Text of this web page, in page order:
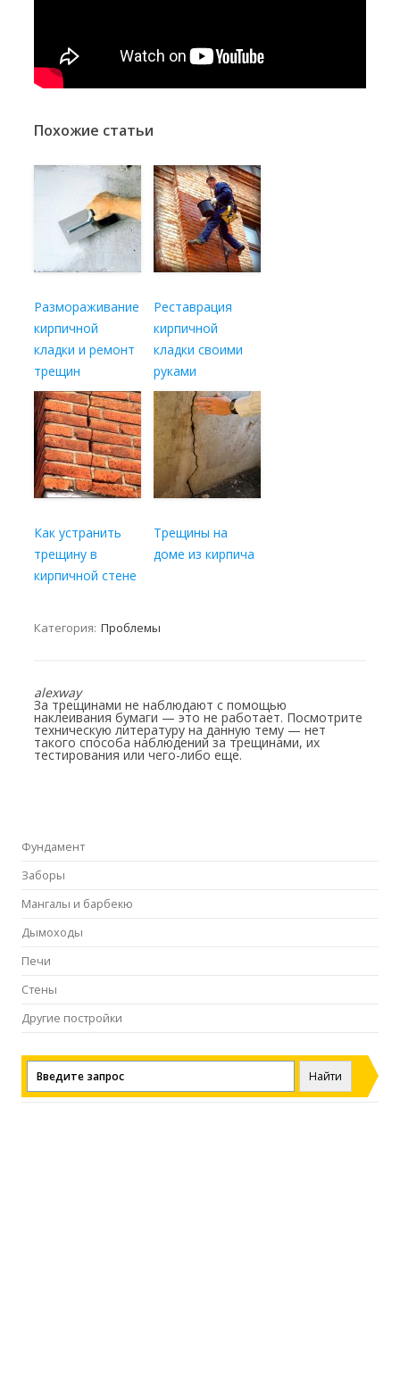
Похожие статьи
Размораживание
кирпичной
кладки и ремонт
трещин
Реставрация
кирпичной
кладки своими
руками
Как устранить
трещину в
кирпичной стене
Трещины на
доме из кирпича
Категория: Проблемы
alexway
За трещинами не наблюдают с помощью
наклеивания бумаги — это не работает. Посмотрите
техническую литературу на данную тему — нет
такого способа наблюдений за трещинами, их
тестирования или чего-либо еще.
Фундамент
Заборы
Мангалы и барбекю
Дымоходы
Печи
Стены
Другие постройки